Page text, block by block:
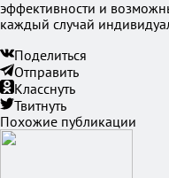
эффективности и
каждый случай
Поделиться
Отправить
Класснуть
Твитнуть
Похожие публикации